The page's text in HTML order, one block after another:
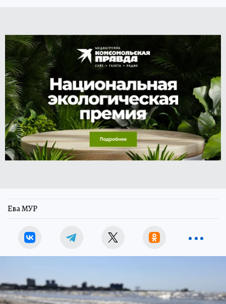
Ева МУР